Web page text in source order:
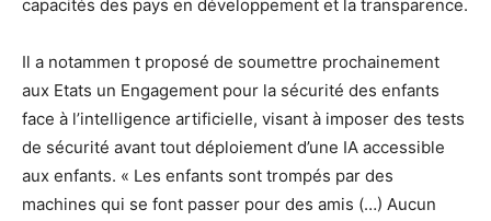
capacités des pays en développement et la transparence.
Il a notammen t proposé de soumettre prochainement
aux Etats un Engagement pour la sécurité des enfants
face à l’intelligence artificielle, visant à imposer des tests
de sécurité avant tout déploiement d’une IA accessible
aux enfants. « Les enfants sont trompés par des
machines qui se font passer pour des amis (…) Aucun